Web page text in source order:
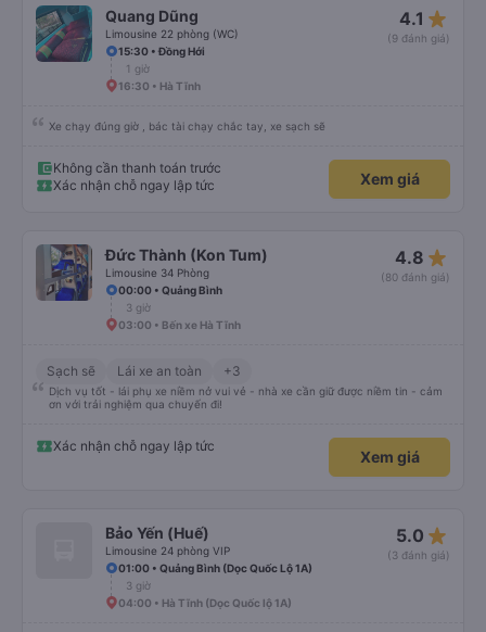
Quang Dũng
Limousine 22 phòng (WC)
4.1 star_rate
(9 đánh giá)
15:30 • Đồng Hới
1 giờ
16:30 • Hà Tĩnh
Xe chạy đúng giờ , bác tài chạy chắc tay, xe sạch sẽ
Không cần thanh toán trước
Xác nhận chỗ ngay lập tức
Xem giá
Đức Thành (Kon Tum)
Limousine 34 Phòng
4.8 star_rate
(80 đánh giá)
00:00 • Quảng Bình
3 giờ
03:00 • Bến xe Hà Tĩnh
Sạch sẽ Lái xe an toàn +3
Dịch vụ tốt - lái phụ xe niềm nở vui vẻ - nhà xe cần giữ được niềm tin - cảm
ơn với trải nghiệm qua chuyến đi!
Xác nhận chỗ ngay lập tức
Xem giá
Bảo Yến (Huế)
Limousine 24 phòng VIP
5.0 star_rate
(3 đánh giá)
01:00 • Quảng Bình (Dọc Quốc Lộ 1A)
3 giờ
04:00 • Hà Tĩnh (Dọc Quốc lộ 1A)